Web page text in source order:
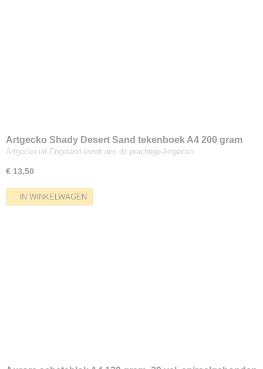
Artgecko Shady Desert Sand tekenboek A4 200 gram
35 vel
Artgecko uit Engeland levert ons dit prachtige Artgecko…
€ 13,50
IN WINKELWAGEN